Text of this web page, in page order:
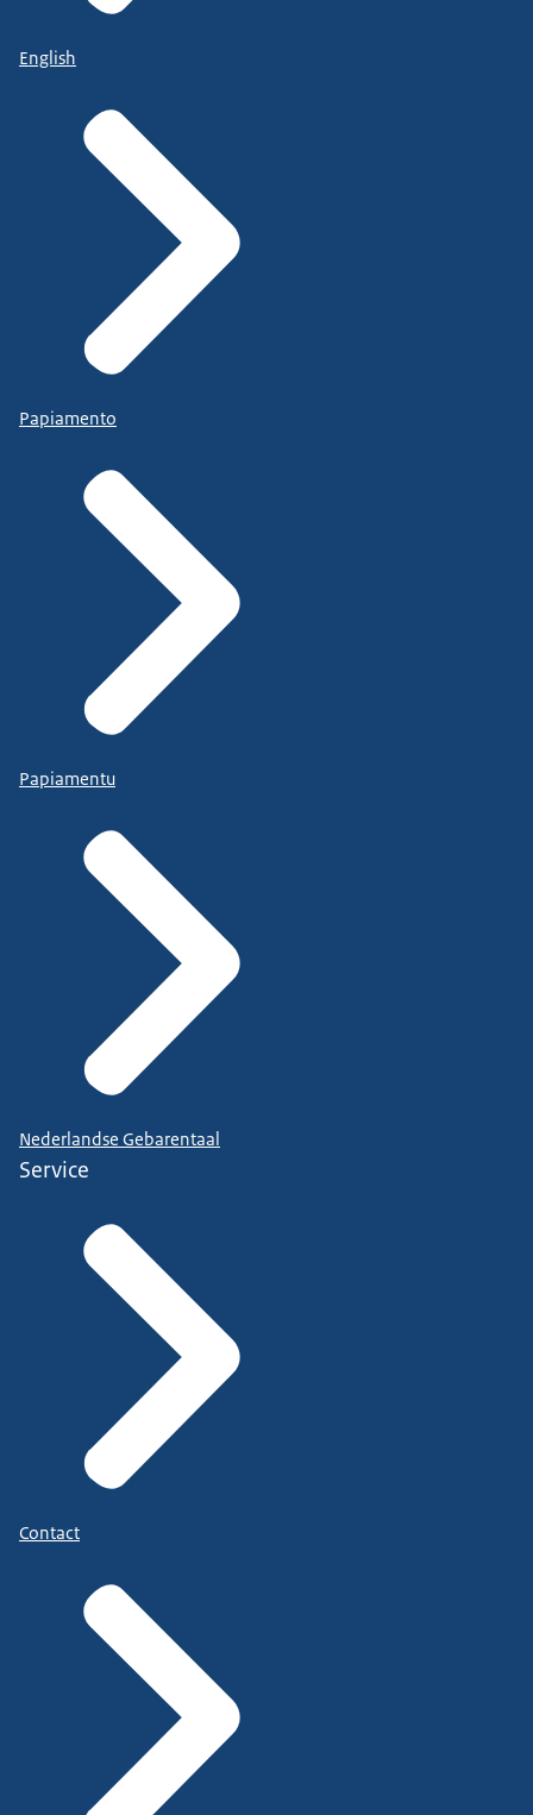
English
Papiamento
Papiamentu
Nederlandse Gebarentaal
Service
Contact